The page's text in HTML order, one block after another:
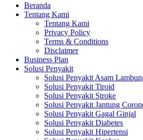
Beranda
Tentang Kami
Tentang Kami
Privacy Policy
Terms & Conditions
Disclaimer
Business Plan
Solusi Penyakit
Solusi Penyakit Asam
Solusi Penyakit Tiroid
Solusi Penyakit Stroke
Solusi Penyakit Jantung
Solusi Penyakit Gagal Ginjal
Solusi Penyakit Diabetes
Solusi Penyakit Hipertensi